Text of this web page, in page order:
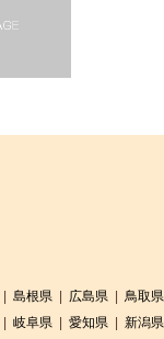
島根県 広島県
鳥取県
岐阜県 愛知県 新潟県